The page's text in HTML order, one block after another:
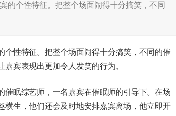
的个性特征。把整个场面闹得十分搞笑，不同
性特征。把整个场面闹得十分搞笑，不同的催
宾表现出更加令人发笑的行为。
眠综艺师，一名嘉宾在催眠师的引导下。在场
横生，他们还会及时地安排嘉宾离场，他立即开